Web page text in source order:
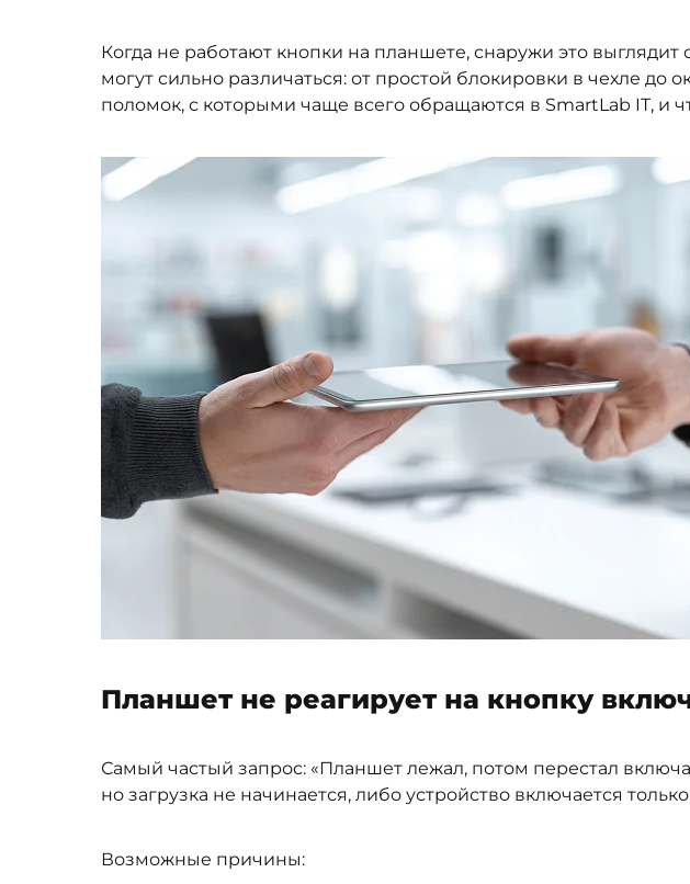
Когда не работают кнопки на планшете, снаружи это
могут сильно различаться: от простой блокировки в чехле
поломок, с которыми чаще всего обращаются в SmartLab IT, и
Планшет не реагирует на кнопку
Самый частый запрос: «Планшет лежал, потом перестал
но загрузка не начинается, либо устройство включается
Возможные причины: